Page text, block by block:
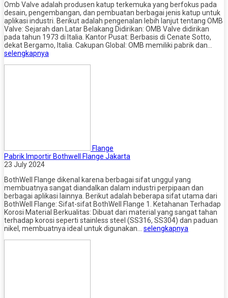
Omb Valve adalah produsen katup terkemuka yang berfokus pada
desain, pengembangan, dan pembuatan berbagai jenis katup untuk
aplikasi industri. Berikut adalah pengenalan lebih lanjut tentang OMB
Valve: Sejarah dan Latar Belakang Didirikan: OMB Valve didirikan
pada tahun 1973 di Italia. Kantor Pusat: Berbasis di Cenate Sotto,
dekat Bergamo, Italia. Cakupan Global: OMB memiliki pabrik dan…
selengkapnya
Flange
Pabrik Importir Bothwell Flange Jakarta
23 July 2024
BothWell Flange dikenal karena berbagai sifat unggul yang
membuatnya sangat diandalkan dalam industri perpipaan dan
berbagai aplikasi lainnya. Berikut adalah beberapa sifat utama dari
BothWell Flange: Sifat-sifat BothWell Flange 1. Ketahanan Terhadap
Korosi Material Berkualitas: Dibuat dari material yang sangat tahan
terhadap korosi seperti stainless steel (SS316, SS304) dan paduan
nikel, membuatnya ideal untuk digunakan… selengkapnya